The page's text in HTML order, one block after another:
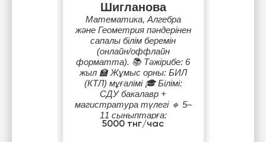
Шигланова
Математика, Алгебра
және Геометрия пәндерінен
сапалы білім беремін
(онлайн/оффлайн
форматта). 📚 Тәжірибе: 6
жыл 🏫 Жұмыс орны: БИЛ
(КТЛ) мұғалімі 🎓 Білімі:
СДУ бакалавр +
магистратура түлегі 🔹 5–
11 сыныптарға:
Математика, Алгебра,
5000 тнг/час